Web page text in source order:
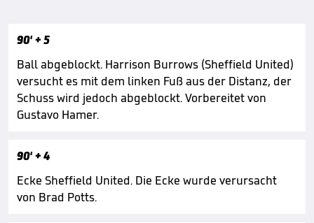
90'+ 5
Ball abgeblockt. Harrison Burrows (Sheffield United)
versucht es mit dem linken Fuß aus der Distanz, der
Schuss wird jedoch abgeblockt. Vorbereitet von
Gustavo Hamer.
90'+ 4
Ecke Sheffield United. Die Ecke wurde verursacht
von Brad Potts.